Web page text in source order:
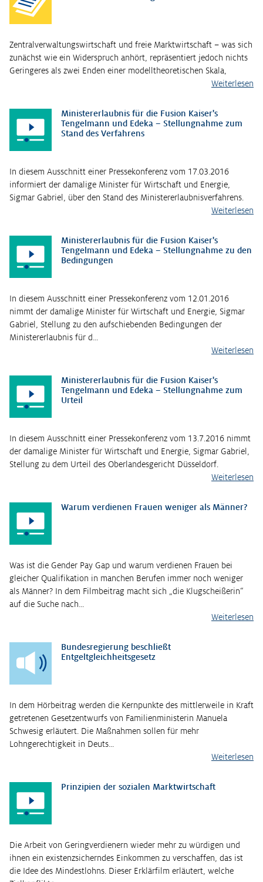
Zentralverwaltungswirtschaft und freie Marktwirtschaft – was sich
zunächst wie ein Widerspruch anhört, repräsentiert jedoch nichts
Geringeres als zwei Enden einer modelltheoretischen Skala,
Weiterlesen
Ministererlaubnis für die Fusion Kaiser's
Tengelmann und Edeka – Stellungnahme zum
Stand des Verfahrens
In diesem Ausschnitt einer Pressekonferenz vom 17.03.2016
informiert der damalige Minister für Wirtschaft und Energie,
Sigmar Gabriel, über den Stand des Ministererlaubnisverfahrens.
Weiterlesen
Ministererlaubnis für die Fusion Kaiser's
Tengelmann und Edeka – Stellungnahme zu den
Bedingungen
In diesem Ausschnitt einer Pressekonferenz vom 12.01.2016
nimmt der damalige Minister für Wirtschaft und Energie, Sigmar
Gabriel, Stellung zu den aufschiebenden Bedingungen der
Ministererlaubnis für d…
Weiterlesen
Ministererlaubnis für die Fusion Kaiser's
Tengelmann und Edeka – Stellungnahme zum
Urteil
In diesem Ausschnitt einer Pressekonferenz vom 13.7.2016 nimmt
der damalige Minister für Wirtschaft und Energie, Sigmar Gabriel,
Stellung zu dem Urteil des Oberlandesgericht Düsseldorf.
Weiterlesen
Warum verdienen Frauen weniger als Männer?
Was ist die Gender Pay Gap und warum verdienen Frauen bei
gleicher Qualifikation in manchen Berufen immer noch weniger
als Männer? In dem Filmbeitrag macht sich „die Klugscheißerin“
auf die Suche nach…
Weiterlesen
Bundesregierung beschließt
Entgeltgleichheitsgesetz
In dem Hörbeitrag werden die Kernpunkte des mittlerweile in Kraft
getretenen Gesetzentwurfs von Familienministerin Manuela
Schwesig erläutert. Die Maßnahmen sollen für mehr
Lohngerechtigkeit in Deuts…
Weiterlesen
Prinzipien der sozialen Marktwirtschaft
Die Arbeit von Geringverdienern wieder mehr zu würdigen und
ihnen ein existenzsicherndes Einkommen zu verschaffen, das ist
die Idee des Mindestlohns. Dieser Erklärfilm erläutert, welche